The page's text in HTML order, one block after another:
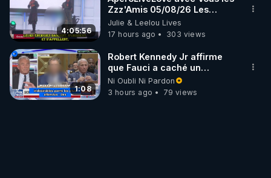
4:05:56
Zzz'Amis 05/08/26 Les
Zzz'Infos Bonheur de Leelou
Julie & Leelou Lives
17 hours ago
303 views
1:08
Robert Kennedy Jr affirme
que Fauci a caché un
infarctus pulmonaire
survenu après sa
vaccination
Ni Oubli Ni Pardon
3 hours ago
79 views